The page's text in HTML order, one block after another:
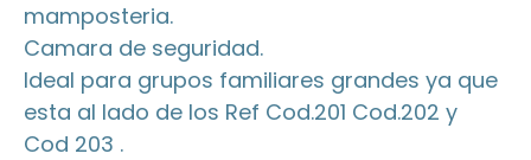
mamposteria.
Camara de seguridad.
Ideal para grupos familiares grandes ya que
esta al lado de los Ref Cod.201 Cod.202 y
Cod 203 .